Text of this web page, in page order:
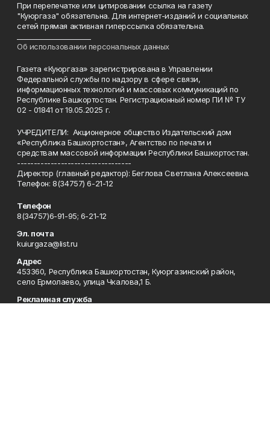
При перепечатке или цитировании ссылка на газету
"Куюргаза" обязательна. Для интернет-изданий и социальных
сетей прямая активная гиперссылка обязательна.
Об использовании персональных данных
Газета «Куюргаза» зарегистрирована в Управлении
Федеральной службы по надзору в сфере связи,
информационных технологий и массовых коммуникаций по
Республике Башкортостан. Регистрационный номер ПИ № ТУ
02 - 01841 от 19.05.2025 г.
УЧРЕДИТЕЛИ: Акционерное общество Издательский дом
«Республика Башкортостан», Агентство по печати и
средствам массовой информации Республики Башкортостан.
----------------------------------
Директор (главный редактор): Беглова Светлана Алексеевна.
Телефон: 8(34757) 6-21-12
Телефон
8(34757)6-91-95; 6-21-12
Эл. почта
kuiurgaza@list.ru
Адрес
453360, Республика Башкортостан, Куюргазинский район,
село Ермолаево, улица Чкалова,1 Б.
Рекламная служба